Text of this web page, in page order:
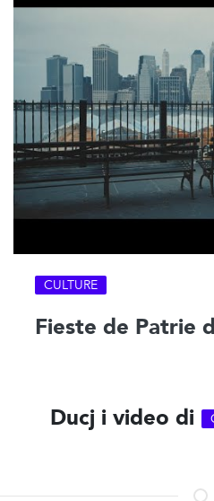
CULTURE
Fieste de Patrie
Ducj i video di